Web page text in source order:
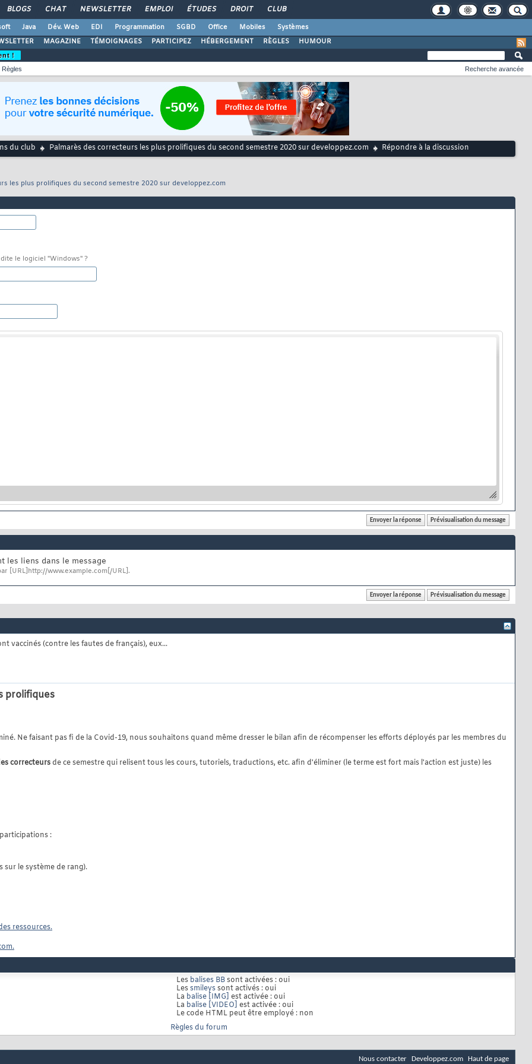
BLOGS CHAT NEWSLETTER EMPLOI ÉTUDES DROIT CLUB
Java Dév. Web EDI Programmation SGBD Office Mobiles
Systèmes
MAGAZINE TÉMOIGNAGES PARTICIPEZ HÉBERGEMENT RÈGLES HUMOUR
!
Règles Recherche avancée
du club Palmarès des correcteurs les plus prolifiques du second semestre 2020 sur developpez.com Répondre à la discussion
les plus prolifiques du second semestre 2020 sur developpez.com
le logiciel "Windows" ?
les liens dans le message
[URL]http://www.example.com[/URL].
vaccinés (contre les fautes de français), eux...
prolifiques
Ne faisant pas fi de la Covid-19, nous souhaitons quand même dresser le bilan afin de récompenser les efforts déployés par les membres du
correcteurs de ce semestre qui relisent tous les cours, tutoriels, traductions, etc. afin d'éliminer (le terme est fort mais l'action est juste) les
:
le système de rang).
ressources.
Les balises BBsont activées : oui
Lessmileyssont activés : oui
La balise [IMG] est activée : oui
La balise [VIDEO] est activée : oui
Le code HTML peut être employé : non
Règles du forum
Nous contacter Developpez.com Haut de page